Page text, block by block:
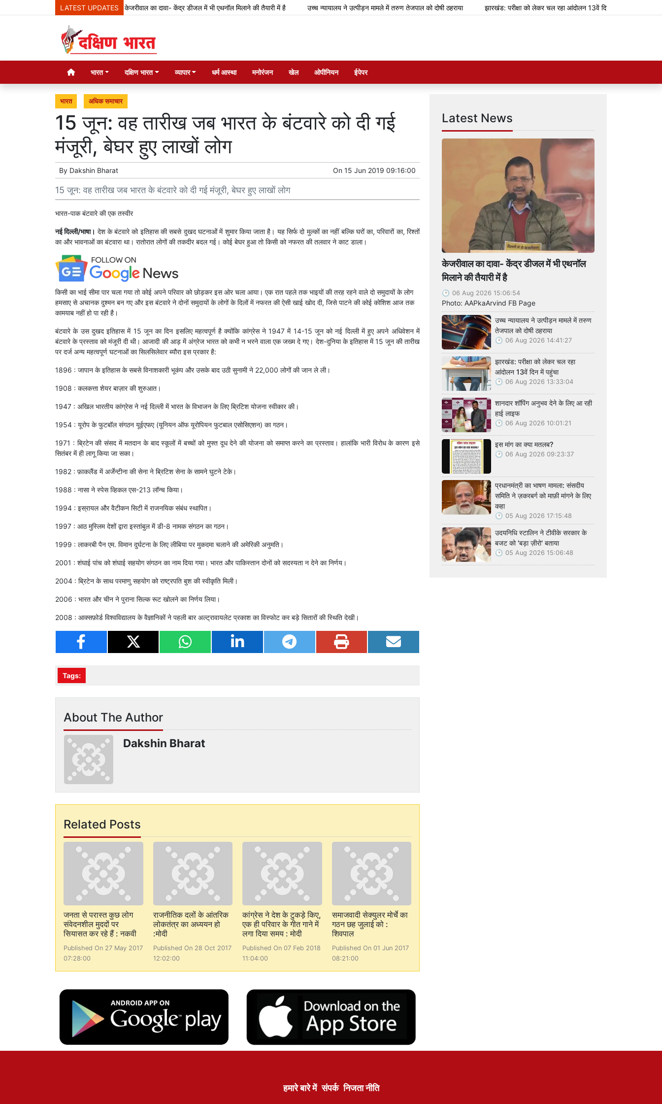
LATEST UPDATESकेजरीवाल का दावा- केंद्र डीजल में भी एथनॉल मिलाने की तैयारी में है उच्च न्यायालय ने उत्पीड़न मामले में तरुण तेजपाल को दोषी ठहराया झारखंड: परीक्षा को लेकर चल रहा आंदोलन 13वें दिन में पहुंचा
भारत दक्षिण भारत व्यापार धर्म आस्था मनोरंजन खेल ओपीनियन ईपेपर
भारत अधिक समाचार
15 जून: वह तारीख जब भारत के बंटवारे को दी गई
मंजूरी, बेघर हुए लाखों लोग
By Dakshin Bharat On 15 Jun 2019 09:16:00
15 जून: वह तारीख जब भारत के बंटवारे को दी गई मंजूरी, बेघर हुए लाखों लोग
भारत-पाक बंटवारे की एक तस्वीर
नई दिल्ली/भाषा। देश के बंटवारे को इतिहास की सबसे दुखद घटनाओं में शुमार किया जाता है। यह सिर्फ दो मुल्कों का नहीं बल्कि घरों का, परिवारों का, रिश्तों
का और भावनाओं का बंटवारा था। रातोरात लोगों की तकदीर बदल गई। कोई बेघर हुआ तो किसी को नफरत की तलवार ने काट डाला।
किसी का भाई सीमा पार चला गया तो कोई अपने परिवार को छोड़कर इस ओर चला आया। एक रात पहले तक भाइयों की तरह रहने वाले दो समुदायों के लोग
हमसाए से अचानक दुश्मन बन गए और इस बंटवारे ने दोनों समुदायों के लोगों के दिलों में नफरत की ऐसी खाई खोद दी, जिसे पाटने की कोई कोशिश आज तक
कामयाब नहीं हो पा रही है।
बंटवारे के उस दुखद इतिहास में 15 जून का दिन इसलिए महत्वपूर्ण है क्योंकि कांग्रेस ने 1947 में 14-15 जून को नई दिल्ली में हुए अपने अधिवेशन में
बंटवारे के प्रस्ताव को मंजूरी दी थी। आजादी की आड़ में अंग्रेज भारत को कभी न भरने वाला एक जख्म दे गए। देश-दुनिया के इतिहास में 15 जून की तारीख
पर दर्ज अन्य महत्वपूर्ण घटनाओं का सिलसिलेवार ब्यौरा इस प्रकार है:
1896 : जापान के इतिहास के सबसे विनाशकारी भूकंप और उसके बाद उठी सुनामी ने 22,000 लोगों की जान ले ली।
1908 : कलकत्ता शेयर बाज़ार की शुरुआत।
1947 : अखिल भारतीय कांग्रेस ने नई दिल्ली में भारत के विभाजन के लिए ब्रिटिश योजना स्वीकार की।
1954 : यूरोप के फुटबॉल संगठन यूईएफए (यूनियन ऑफ यूरोपियन फुटबाल एसोसिएशन) का गठन।
1971 : ब्रिटेन की संसद में मतदान के बाद स्कूलों में बच्चों को मुफ्त दूध देने की योजना को समाप्त करने का प्रस्ताव। हालांकि भारी विरोध के कारण इसे
सितंबर में ही लागू किया जा सका।
1982 : फ़ाकलैंड में अर्जेन्टीना की सेना ने ब्रिटिश सेना के सामने घुटने टेके।
1988 : नासा ने स्‍पेस व्‍हिकल एस-213 लॉन्‍च किया।
1994 : इस्रायल और वैटीकन सिटी में राजनयिक संबंध स्थापित।
1997 : आठ मुस्लिम देशों द्वारा इस्तांबुल में डी-8 नामक संगठन का गठन।
1999 : लाकरबी पैन एम. विमान दुर्घटना के लिए लीबिया पर मुकदमा चलाने की अमेरिकी अनुमति।
2001 : शंघाई पांच को शंघाई सहयोग संगठन का नाम दिया गया। भारत और पाकिस्तान दोनों को सदस्यता न देने का निर्णय।
2004 : ब्रिटेन के साथ परमाणु सहयोग को राष्ट्रपति बुश की स्वीकृति मिली।
2006 : भारत और चीन ने पुराना सिल्क रूट खोलने का निर्णय लिया।
2008 : आक्सफ़ोर्ड विश्वविद्यालय के वैज्ञानिकों ने पहली बार अल्ट्रावायलेट प्रकाश का विस्फोट कर बड़े सितारों की स्थिति देखी।
Tags:
About The Author
Dakshin Bharat
Related Posts
जनता से परास्त कुछ लोग
संवेदनशील मुददों पर
सियासत कर रहे हैं : नकवी
Published On 27 May 2017
07:28:00
राजनीतिक दलों के आंतरिक
लोकतंत्र का अध्ययन हो
:मोदी
Published On 28 Oct 2017
12:02:00
कांग्रेस ने देश के टुकड़े किए,
एक ही परिवार के गीत गाने में
लगा दिया समय : मोदी
Published On 07 Feb 2018
11:04:00
समाजवादी सेक्युलर मोर्चे का
गठन छह जुलाई को :
शिवपाल
Published On 01 Jun 2017
08:21:00
Latest News
केजरीवाल का दावा- केंद्र डीजल में भी एथनॉल
मिलाने की तैयारी में है
06 Aug 2026 15:06:54
Photo: AAPkaArvind FB Page
उच्च न्यायालय ने उत्पीड़न मामले में तरुण
तेजपाल को दोषी ठहराया
06 Aug 2026 14:41:27
झारखंड: परीक्षा को लेकर चल रहा
आंदोलन 13वें दिन में पहुंचा
06 Aug 2026 13:33:04
शानदार शॉपिंग अनुभव देने के लिए आ रही
हाई लाइफ
06 Aug 2026 10:01:21
इस मांग का क्या मतलब?
06 Aug 2026 09:23:37
प्रधानमंत्री का भाषण मामला: संसदीय
समिति ने ज़करबर्ग को माफ़ी मांगने के लिए
कहा
05 Aug 2026 17:15:48
उदयनिधि स्टालिन ने टीवीके सरकार के
बजट को 'बड़ा ज़ीरो' बताया
05 Aug 2026 15:06:48
हमारे बारे में संपर्क निजता नीति